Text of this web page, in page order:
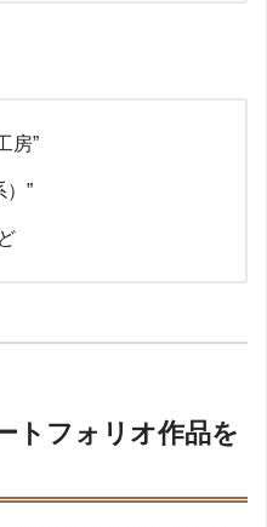
房”
）”
トフォリオ作品を